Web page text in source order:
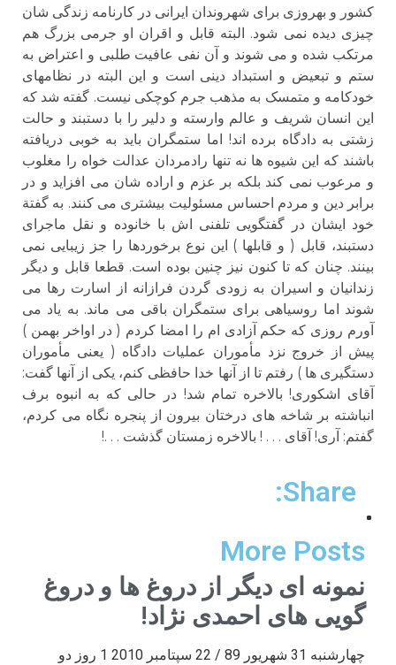
کشور و بهروزی برای شهروندان ایرانی در کارنامه زندگی شان
چیزی دیده نمی شود. البته قابل و اقران او جرمی بزرگ هم
مرتکب شده و می شوند و آن نفی عافیت طلبی و اعتراض به
ستم و تبعیض و استبداد دینی است و این البته در نظامهای
خودکامه و متمسک به مذهب جرم کوچکی نیست. گفته شد که
این انسان شریف و عالم وارسته و دلیر را با دستبند و حالت
زشتی به دادگاه برده اند! اما ستمگران باید به خوبی دریافته
باشند که این شیوه ها نه تنها رادمردان عدالت خواه را مغلوب
و مرعوب نمی کند بلکه بر عزم و اراده شان می افزاید و در
برابر دین و مردم احساس مسئولیت بیشتری می کنند. به گفتة
خود ایشان در گفتگویی تلفنی اش با خانوده و نقل ماجرای
دستبند، قابل ( و قابلها ) این نوع برخوردها را جز زیبایی نمی
بینند. چنان که تا کنون نیز چنین بوده است. قطعا قابل و دیگر
زندانیان و اسیران به زودی گردن فرازانه از اسارت رها می
شوند اما روسیاهی برای ستمگران باقی می ماند. به یاد می
آورم روزی که حکم آزادی ام را امضا کردم ( در اواخر بهمن )
پیش از خروج نزد مأموران عملیات دادگاه ( یعنی مأموران
دستگیری ها ) رفتم تا از آنها خدا حافظی کنم، یکی از آنها گفت:
آقای اشکوری! بالاخره تمام شد! در حالی که به انبوه برف
انباشته بر شاخه های درختان بیرون از پنجره نگاه می کردم،
گفتم: آری! آقای . . . ! بالاخره زمستان گذشت . . .!
Share:
More Posts
نمونه ای دیگر از دروغ ها و دروغ
گویی های احمدی نژاد!
چهارشنبه 31 شهریور 89 / 22 سپتامبر 2010 1 روز دو